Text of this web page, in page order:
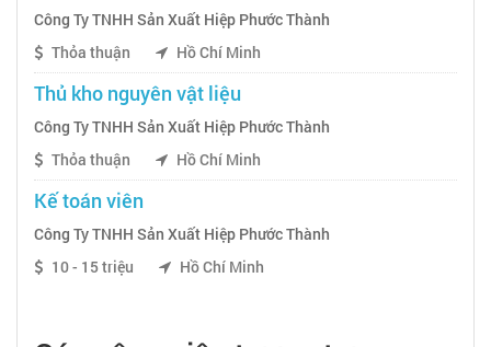
Công Ty TNHH Sản Xuất Hiệp Phước Thành
Thỏa thuận
Hồ Chí Minh
Thủ kho nguyên vật liệu
Công Ty TNHH Sản Xuất Hiệp Phước Thành
Thỏa thuận
Hồ Chí Minh
Kế toán viên
Công Ty TNHH Sản Xuất Hiệp Phước Thành
10 - 15 triệu
Hồ Chí Minh